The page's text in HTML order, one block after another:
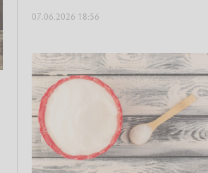
07.06.2026 18:56